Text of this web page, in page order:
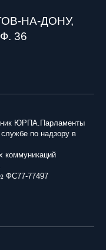
НА-ДОНУ,
36
ЮРПА.Парламенты
по надзору в
коммуникаций
ФС77-77497